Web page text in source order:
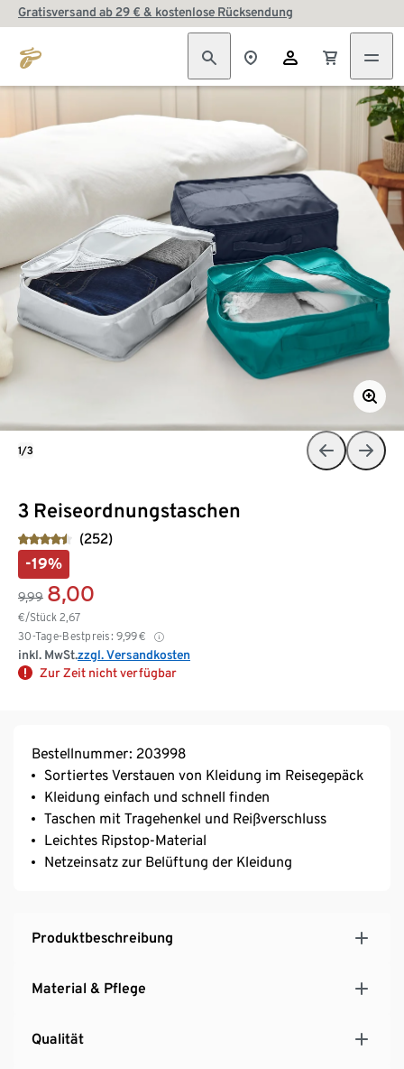
Gratisversand ab 29 € & kostenlose Rücksendung
3 Reiseordnungstaschen
(252)
-19%
9,99 8,00
€/Stück 2,67
30-Tage-Bestpreis: 9,99€
inkl. MwSt.zzgl. Versandkosten
Zur Zeit nicht verfügbar
1/3
Bestellnummer: 203998
Sortiertes Verstauen von Kleidung im Reisegepäck
Kleidung einfach und schnell finden
Taschen mit Tragehenkel und Reißverschluss
Leichtes Ripstop-Material
Netzeinsatz zur Belüftung der Kleidung
Produktbeschreibung
Material & Pflege
Qualität